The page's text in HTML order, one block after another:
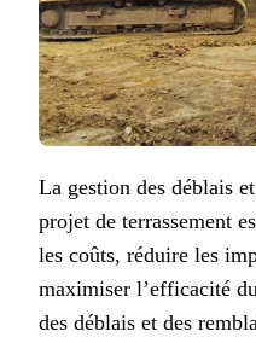
La gestion des déblais
projet de terrassement
les coûts, réduire les
maximiser l’efficacité
des déblais et des